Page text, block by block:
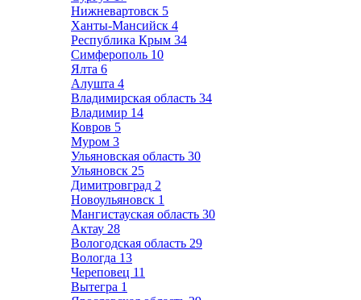
Нижневартовск 5
Ханты-Мансийск 4
Республика Крым 34
Симферополь 10
Ялта 6
Алушта 4
Владимирская область 34
Владимир 14
Ковров 5
Муром 3
Ульяновская область 30
Ульяновск 25
Димитровград 2
Новоульяновск 1
Мангистауская область 30
Актау 28
Вологодская область 29
Вологда 13
Череповец 11
Вытегра 1